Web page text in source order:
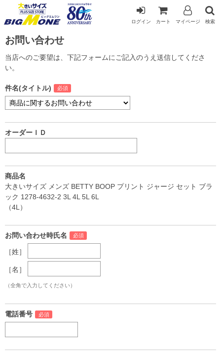
ログイン カート マイページ 検索
お問い合わせ
当店へのご要望は、下記フォームにご記入のうえ送信してくださ
い。
件名(タイトル)
オーダーＩＤ
商品名
大きいサイズ メンズ BETTY BOOP プリント ジャージ セット ブラ
ック 1278-4632-2 3L 4L 5L 6L
（4L）
お問い合わせ時氏名
［姓］
［名］
（全角で入力してください）
電話番号